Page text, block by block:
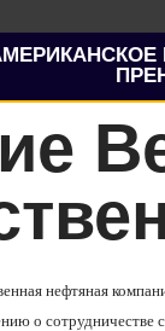
нефтяная
о сотрудничестве